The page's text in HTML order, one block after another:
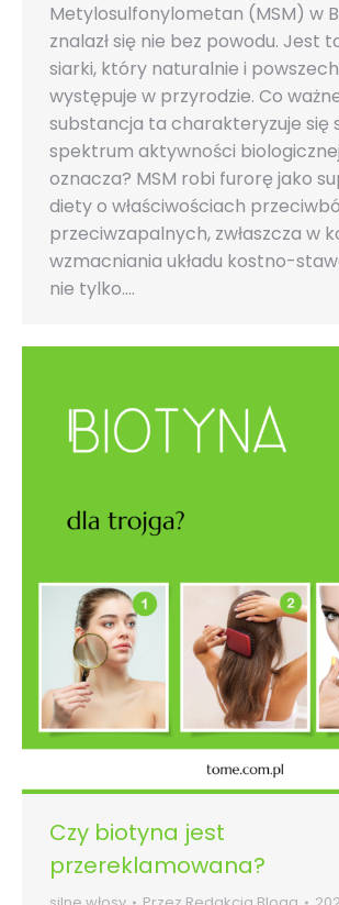
Metylosulfonylometan (MSM) w
znalazł się nie bez powodu. Jest
siarki, który naturalnie i
występuje w przyrodzie. Co
substancja ta charakteryzuje się
spektrum aktywności
oznacza? MSM robi furorę jako
diety o właściwościach
przeciwzapalnych, zwłaszcza w
wzmacniania układu kostno-
nie tylko.…
Czy biotyna jest
przereklamowana?